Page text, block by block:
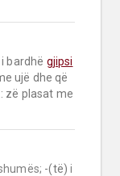
bardhë gjipsi
ujë dhe që
zë plasat me
-(të) i